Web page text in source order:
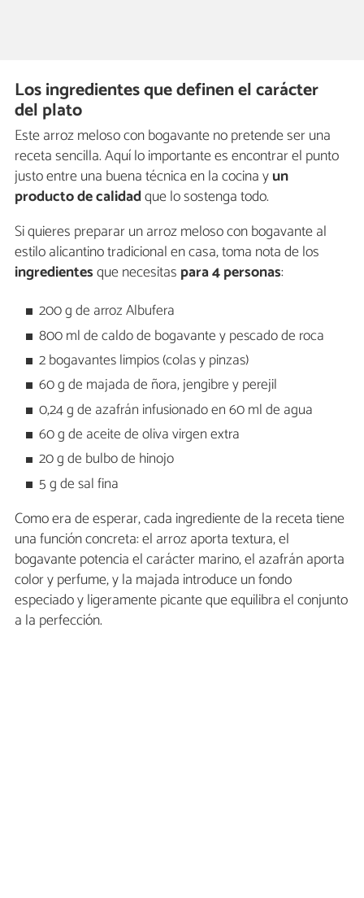
Los ingredientes que definen el carácter
del plato
Este arroz meloso con bogavante no pretende ser una
receta sencilla. Aquí lo importante es encontrar el punto
justo entre una buena técnica en la cocina yun
producto de calidadque lo sostenga todo.
Si quieres preparar un arroz meloso con bogavante al
estilo alicantino tradicional en casa, toma nota de los
ingredientesque necesitas para 4 personas:
200 g de arroz Albufera
800 ml de caldo de bogavante y pescado de roca
2 bogavantes limpios (colas y pinzas)
60 g de majada de ñora, jengibre y perejil
0,24 g de azafrán infusionado en 60 ml de agua
60 g de aceite de oliva virgen extra
20 g de bulbo de hinojo
5 g de sal fina
Como era de esperar, cada ingrediente de la receta tiene
una función concreta: el arroz aporta textura, el
bogavante potencia el carácter marino, el azafrán aporta
color y perfume, y la majada introduce un fondo
especiado y ligeramente picante que equilibra el conjunto
a la perfección.